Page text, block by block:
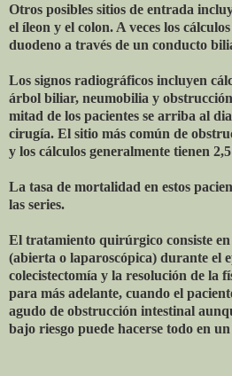
Otros posibles sitios de entrada
el íleon y el colon. A veces los
duodeno a través de un conducto
Los signos radiográficos incluyen
árbol biliar, neumobilia y
mitad de los pacientes se arriba al
cirugía. El sitio más común de
y los cálculos generalmente tienen
La tasa de mortalidad en estos
las series.
El tratamiento quirúrgico consiste
(abierta o laparoscópica) durante el
colecistectomía y la resolución de la
para más adelante, cuando el
agudo de obstrucción intestinal
bajo riesgo puede hacerse todo en